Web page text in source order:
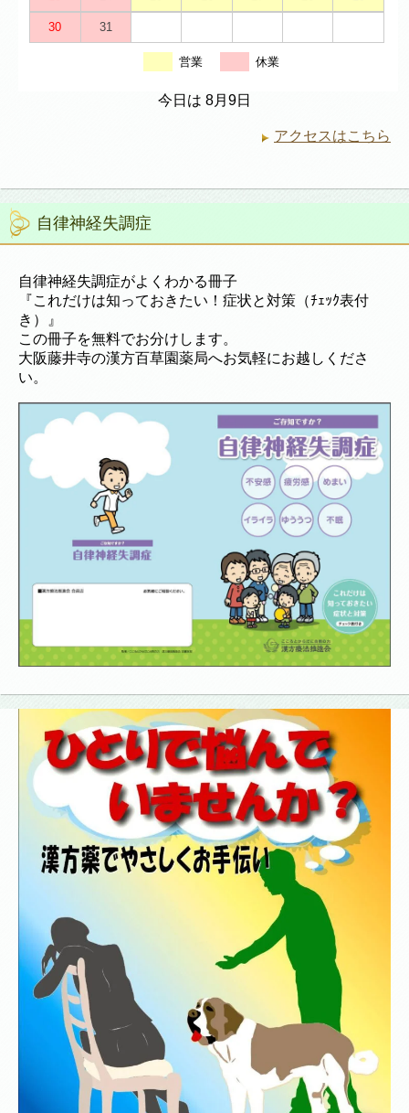
30 31
営業 休業
今日は 8月9日
アクセスはこちら
自律神経失調症
自律神経失調症がよくわかる冊子
『これだけは知っておきたい！症状と対策（ﾁｪｯｸ表付
き）』
この冊子を無料でお分けします。
大阪藤井寺の漢方百草園薬局へお気軽にお越しくださ
い。